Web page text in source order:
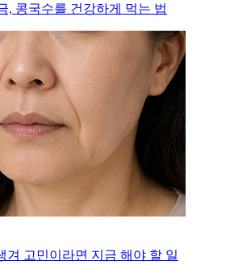
, 콩국수를 건강하게 먹는 법
겨 고민이라면 지금 해야 할 일